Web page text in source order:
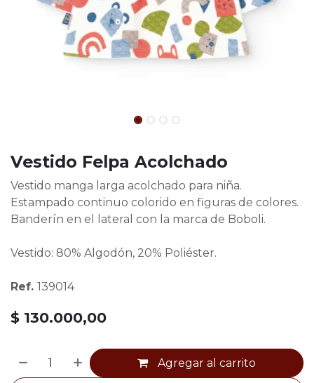
Vestido Felpa Acolchado
Vestido manga larga acolchado para niña.
Estampado continuo colorido en figuras de colores.
Banderín en el lateral con la marca de Boboli.
Vestido: 80% Algodón, 20% Poliéster.
Ref. 139014
$ 130.000,00
Agregar al carrito